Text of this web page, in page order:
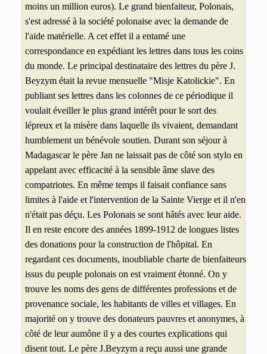
moins un million euros). Le grand bienfaiteur, Polonais,
s'est adressé à la société polonaise avec la demande de
l'aide matérielle. A cet effet il a entamé une
correspondance en expédiant les lettres dans tous les coins
du monde. Le principal destinataire des lettres du père J.
Beyzym était la revue mensuelle "Misje Katolickie". En
publiant ses lettres dans les colonnes de ce périodique il
voulait éveiller le plus grand intérêt pour le sort des
lépreux et la misère dans laquelle ils vivaient, demandant
humblement un bénévole soutien. Durant son séjour à
Madagascar le père Jan ne laissait pas de côté son stylo en
appelant avec efficacité à la sensible âme slave des
compatriotes. En même temps il faisait confiance sans
limites à l'aide et l'intervention de la Sainte Vierge et il n'en
n'était pas déçu. Les Polonais se sont hâtés avec leur aide.
Il en reste encore des années 1899-1912 de longues listes
des donations pour la construction de l'hôpital. En
regardant ces documents, inoubliable charte de bienfaiteurs
issus du peuple polonais on est vraiment étonné. On y
trouve les noms des gens de différentes professions et de
provenance sociale, les habitants de villes et villages. En
majorité on y trouve des donateurs pauvres et anonymes, à
côté de leur aumône il y a des courtes explications qui
disent tout. Le père J.Beyzym a reçu aussi une grande